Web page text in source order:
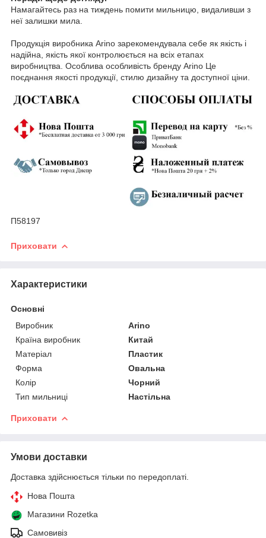
Намагайтесь раз на тиждень помити мильницю, видаливши з
неї залишки мила.
Продукція виробника Arino зарекомендувала себе як якість і
надійна, якість якої контролюється на всіх етапах
виробництва. Особлива особливість бренду Arino Це
поєднання якості продукції, стилю дизайну та доступної ціни.
П58197
Приховати
Характеристики
Основні
Виробник
Arino
Країна виробник
Китай
Матеріал
Пластик
Форма
Овальна
Колір
Чорний
Тип мильниці
Настільна
Приховати
Умови доставки
Доставка здійснюється тільки по передоплаті.
Нова Пошта
Магазини Rozetka
Самовивіз